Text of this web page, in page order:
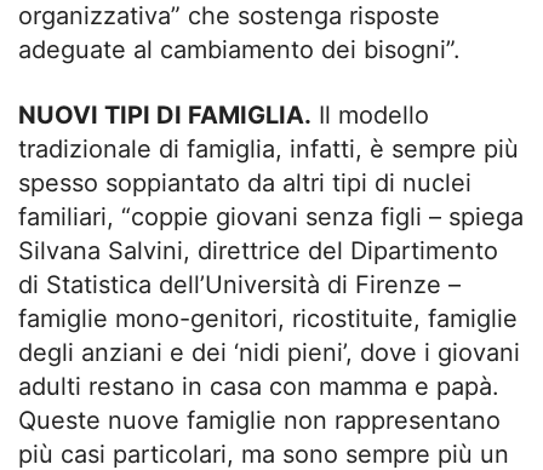
organizzativa” che sostenga risposte
adeguate al cambiamento dei bisogni”.
NUOVI TIPI DI FAMIGLIA. Il modello
tradizionale di famiglia, infatti, è sempre più
spesso soppiantato da altri tipi di nuclei
familiari, “coppie giovani senza figli – spiega
Silvana Salvini, direttrice del Dipartimento
di Statistica dell’Università di Firenze –
famiglie mono-genitori, ricostituite, famiglie
degli anziani e dei ‘nidi pieni’, dove i giovani
adulti restano in casa con mamma e papà.
Queste nuove famiglie non rappresentano
più casi particolari, ma sono sempre più un